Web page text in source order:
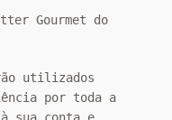
Gourmet do
utilizados
por toda a
sua conta e